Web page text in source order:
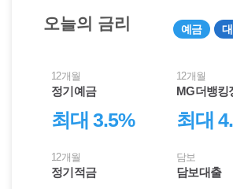
오늘의 금리 예금
12개월
정기예금
최대 3.5%
12개월
MG더뱅킹
최대
12개월
정기적금
담보
담보대출